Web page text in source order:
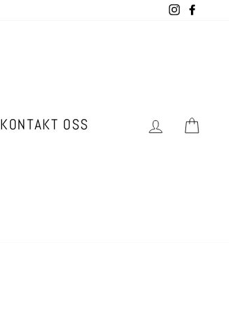
Instagram
KONTAKT OSS LOGG INN